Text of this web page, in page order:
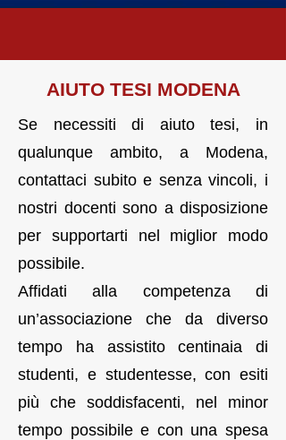
AIUTO TESI MODENA
Se necessiti di aiuto tesi, in
qualunque ambito, a Modena,
contattaci subito e senza vincoli, i
nostri docenti sono a disposizione
per supportarti nel miglior modo
possibile.
Affidati alla competenza di
un’associazione che da diverso
tempo ha assistito centinaia di
studenti, e studentesse, con esiti
più che soddisfacenti, nel minor
tempo possibile e con una spesa